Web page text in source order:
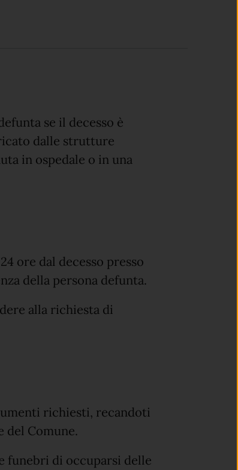
se il decesso è
dalle strutture
in ospedale o in una
ore dal decesso presso
della persona defunta.
alla richiesta di
richiesti, recandoti
del Comune.
funebri di occuparsi delle